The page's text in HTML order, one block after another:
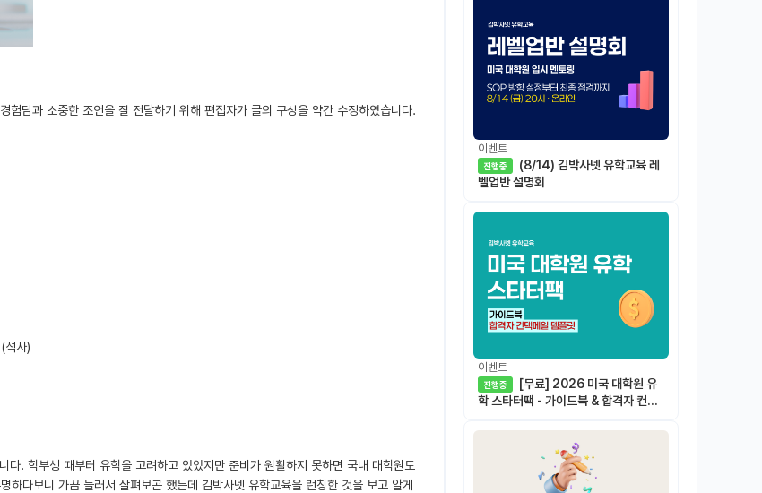
이벤트
진행중
벨업반 설명회
이벤트
진행중
학 스타터팩 - 가이드북 & 합격자 컨택
담과 소중한 조언을 잘 전달하기 위해 편집자가 글의 구성을 약간 수정하였습니다.
사)
. 학부생 때부터 유학을 고려하고 있었지만 준비가 원활하지 못하면 국내 대학원도
다보니 가끔 들러서 살펴보곤 했는데 김박사넷 유학교육을 런칭한 것을 보고 알게